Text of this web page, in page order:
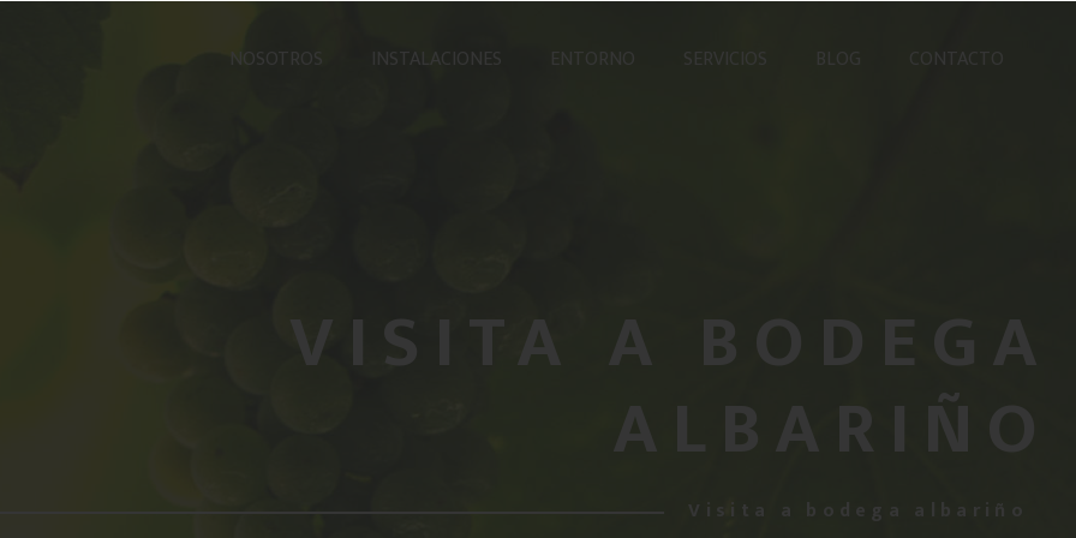
NOSOTROS INSTALACIONES ENTORNO SERVICIOS BLOG CONTACTO
VISITA A BODEGA
ALBARIÑO
Visita a bodega albariño